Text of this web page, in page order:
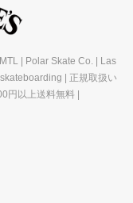
| Polar Skate Co. | Las
| 正規取扱い
円以上送料無料 |